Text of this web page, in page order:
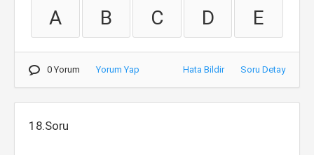
A B C D E
0 Yorum Yorum Yap Hata Bildir Soru Detay
18.Soru